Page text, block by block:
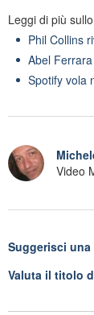
Leggi di più
Phil Collins
Abel
Spotify vola
Video
Suggerisci
Valuta il titolo